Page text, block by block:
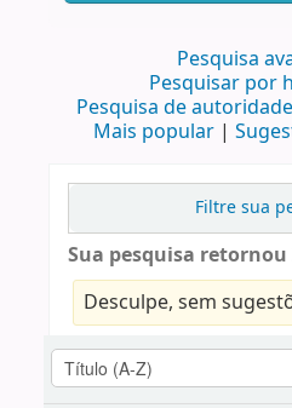
Pesquisa
Pesquisar por
Pesquisa de autoridade
Mais popular
Filtre sua
Sua pesquisa
Desculpe, sem